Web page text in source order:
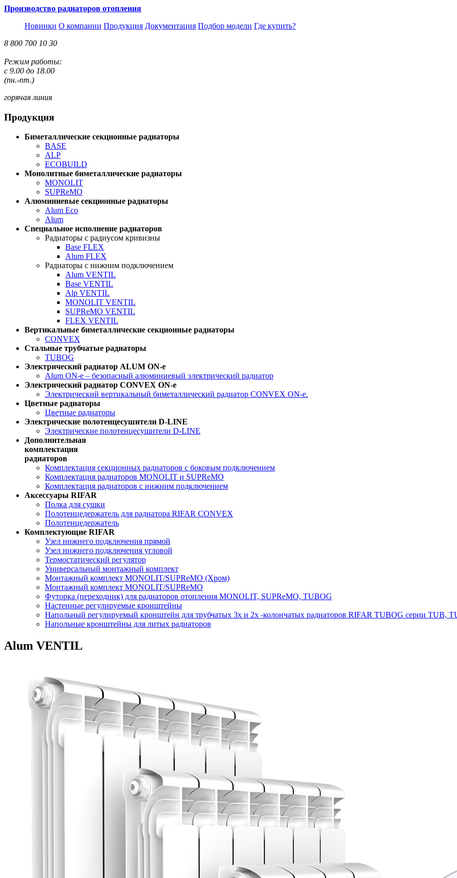
Производство радиаторов отопления
Новинки О компании Продукция Документация Подбор модели Где купить?
8 800 700 10 30
Режим работы:
с 9.00 до 18.00
(пн.-пт.)
горячая линия
Продукция
Биметаллические секционные радиаторы
BASE
ALP
ECOBUILD
Монолитные биметаллические радиаторы
MONOLIT
SUPReMO
Алюминиевые секционные радиаторы
Alum Eco
Alum
Специальное исполнение радиаторов
Радиаторы с радиусом кривизны
Base FLEX
Alum FLEX
Радиаторы с нижним подключением
Alum VENTIL
Base VENTIL
Alp VENTIL
MONOLIT VENTIL
SUPReMO VENTIL
FLEX VENTIL
Вертикальные биметаллические секционные радиаторы
CONVEX
Стальные трубчатые радиаторы
TUBOG
Электрический радиатор ALUM ON-e
Alum ON-e – безопасный алюминиевый электрический радиатор
Электрический радиатор CONVEX ON-e
Электрический вертикальный биметаллический радиатор CONVEX ON-e.
Цветные радиаторы
Цветные радиаторы
Электрические полотенцесушители D-LINE
Электрические полотенцесушители D-LINE
Дополнительная
комплектация
радиаторов
Комплектация секционных радиаторов с боковым подключением
Комплектация радиаторов MONOLIT и SUPReMO
Комплектация радиаторов с нижним подключением
Аксессуары RIFAR
Полка для сушки
Полотенцедержатель для радиатора RIFAR CONVEX
Полотенцедержатель
Комплектующие RIFAR
Узел нижнего подключения прямой
Узел нижнего подключения угловой
Термостатический регулятор
Универсальный монтажный комплект
Монтажный комплект MONOLIT/SUPReMO (Хром)
Монтажный комплект MONOLIT/SUPReMO
Футорка (переходник) для радиаторов отопления MONOLIT, SUPReMO, TUBOG
Настенные регулируемые кронштейны
Напольный регулируемый кронштейн для трубчатых 3x и 2х -колончатых радиаторов RIFAR TUBOG серии TUB,
Напольные кронштейны для литых радиаторов
Alum VENTIL